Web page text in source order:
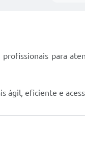
para
ágil, eficiente e